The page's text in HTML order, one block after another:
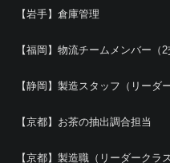
【岩手】倉庫管理
【福岡】物流チームメンバー（2
【静岡】製造スタッフ（リーダ
【京都】お茶の抽出調合担当
【京都】製造職（リーダークラス